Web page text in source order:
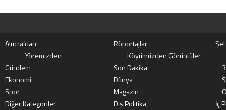
Alucra’dan Röportajlar
Yöremizden
Köyümüzden Görüntüler
Gündem
Son Dakika
Ekonomi
Dünya
Spor
Magazin
Diğer Kategoriler
Dış Politika
İç